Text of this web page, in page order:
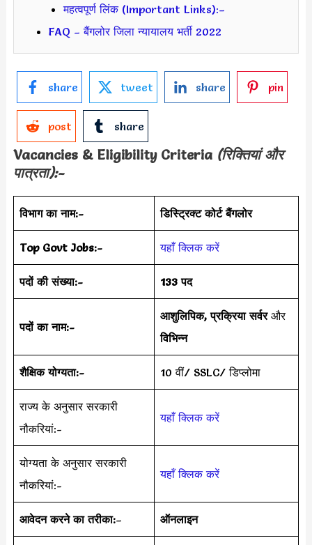
महत्वपूर्ण लिंक (Important Links):–
FAQ – बैंगलोर जिला न्यायालय भर्ती 2022
share tweet share pin
post share
Vacancies & Eligibility Criteria (रिक्तियां और
पात्रता):-
विभाग का नाम:- डिस्ट्रिक्ट कोर्ट बैंगलोर
Top Govt Jobs:- यहाँ क्लिक करें
पदों की संख्या:- 133 पद
पदों का नाम:-
आशुलिपिक, प्रक्रिया सर्वर और
विभिन्न
शैक्षिक योग्यता:- 10 वीं/ SSLC/ डिप्लोमा
राज्य के अनुसार सरकारी
नौकरियां:-
यहाँ क्लिक करें
योग्यता के अनुसार सरकारी
नौकरियां:-
यहाँ क्लिक करें
आवेदन करने का तरीका:– ऑनलाइन